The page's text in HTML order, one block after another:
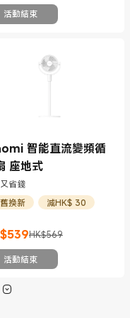
活動結束
智能直流變頻循
座地式
省錢
換新
減HK$ 30
539
HK$539HK$569
格 HK$569
活動結束